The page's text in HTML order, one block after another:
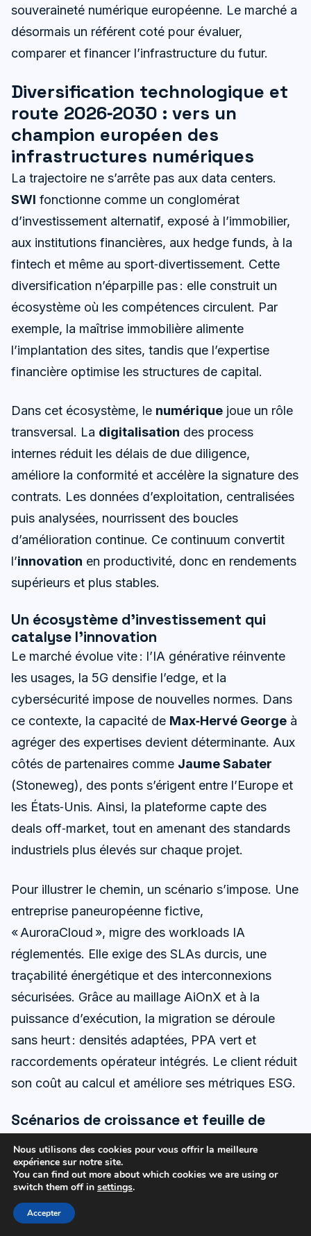
souveraineté numérique européenne. Le marché a
désormais un référent coté pour évaluer,
comparer et financer l’infrastructure du futur.
Diversification technologique et
route 2026‑2030 : vers un
champion européen des
infrastructures numériques
La trajectoire ne s’arrête pas aux data centers.
SWI fonctionne comme un conglomérat
d’investissement alternatif, exposé à l’immobilier,
aux institutions financières, aux hedge funds, à la
fintech et même au sport‑divertissement. Cette
diversification n’éparpille pas : elle construit un
écosystème où les compétences circulent. Par
exemple, la maîtrise immobilière alimente
l’implantation des sites, tandis que l’expertise
financière optimise les structures de capital.
Dans cet écosystème, le numérique joue un rôle
transversal. La digitalisation des process
internes réduit les délais de due diligence,
améliore la conformité et accélère la signature des
contrats. Les données d’exploitation, centralisées
puis analysées, nourrissent des boucles
d’amélioration continue. Ce continuum convertit
l’innovation en productivité, donc en rendements
supérieurs et plus stables.
Un écosystème d’investissement qui
catalyse l’innovation
Le marché évolue vite : l’IA générative réinvente
les usages, la 5G densifie l’edge, et la
cybersécurité impose de nouvelles normes. Dans
ce contexte, la capacité de Max‑Hervé George à
agréger des expertises devient déterminante. Aux
côtés de partenaires comme Jaume Sabater
(Stoneweg), des ponts s’érigent entre l’Europe et
les États‑Unis. Ainsi, la plateforme capte des
deals off‑market, tout en amenant des standards
industriels plus élevés sur chaque projet.
Pour illustrer le chemin, un scénario s’impose. Une
entreprise paneuropéenne fictive,
« AuroraCloud », migre des workloads IA
réglementés. Elle exige des SLAs durcis, une
traçabilité énergétique et des interconnexions
sécurisées. Grâce au maillage AiOnX et à la
puissance d’exécution, la migration se déroule
sans heurt : densités adaptées, PPA vert et
raccordements opérateur intégrés. Le client réduit
son coût au calcul et améliore ses métriques ESG.
Scénarios de croissance et feuille de
route
D’ici 2030, trois vecteurs se dessinent. D’abord,
la montée en densité par baie exigera un
refroidissement liquide généralisé et des
architectures électriques plus modulaires. Ensuite,
Nous utilisons des cookies pour vous offrir la meilleure
expérience sur notre site.
You can find out more about which cookies we are using or
switch them off in settings.
Accepter